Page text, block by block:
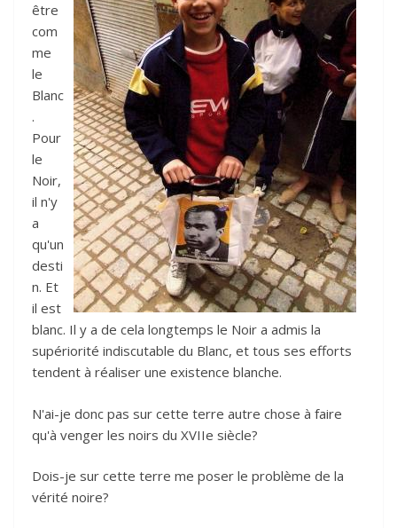
être
com
me
le
Blanc
.
Pour
le
Noir,
il n'y
a
qu'un
desti
n. Et
il est
blanc. Il y a de cela longtemps le Noir a admis la
supériorité indiscutable du Blanc, et tous ses efforts
tendent à réaliser une existence blanche.
N'ai-je donc pas sur cette terre autre chose à faire
qu'à venger les noirs du XVIIe siècle?
Dois-je sur cette terre me poser le problème de la
vérité noire?